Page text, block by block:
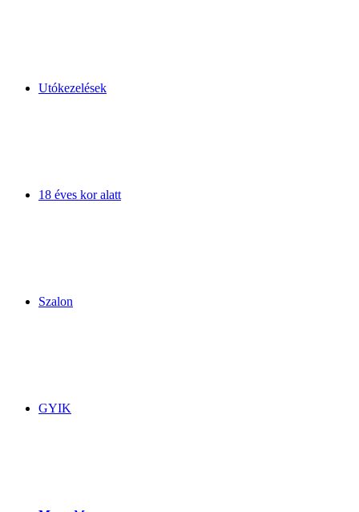
Utókezelések
18 éves kor alatt
Szalon
GYIK